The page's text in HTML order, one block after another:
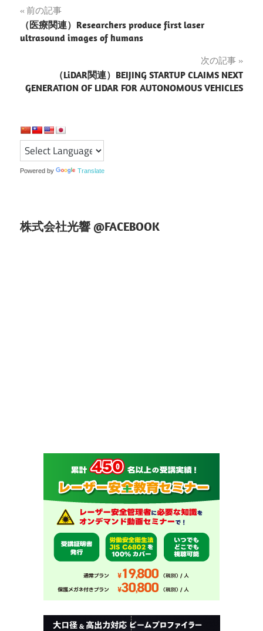
投
稿
ビ
ー
シ
ョ
前の記事
（医療関連）Researchers produce first laser
ultrasound images of humans
次の記事
（LiDAR関連）BEIJING STARTUP CLAIMS NEXT
GENERATION OF LIDAR FOR AUTONOMOUS VEHICLES
Powered by Translate
株式会社光響 @FACEBOOK